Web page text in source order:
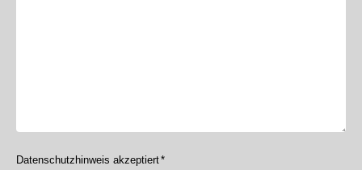
Datenschutzhinweis akzeptiert*